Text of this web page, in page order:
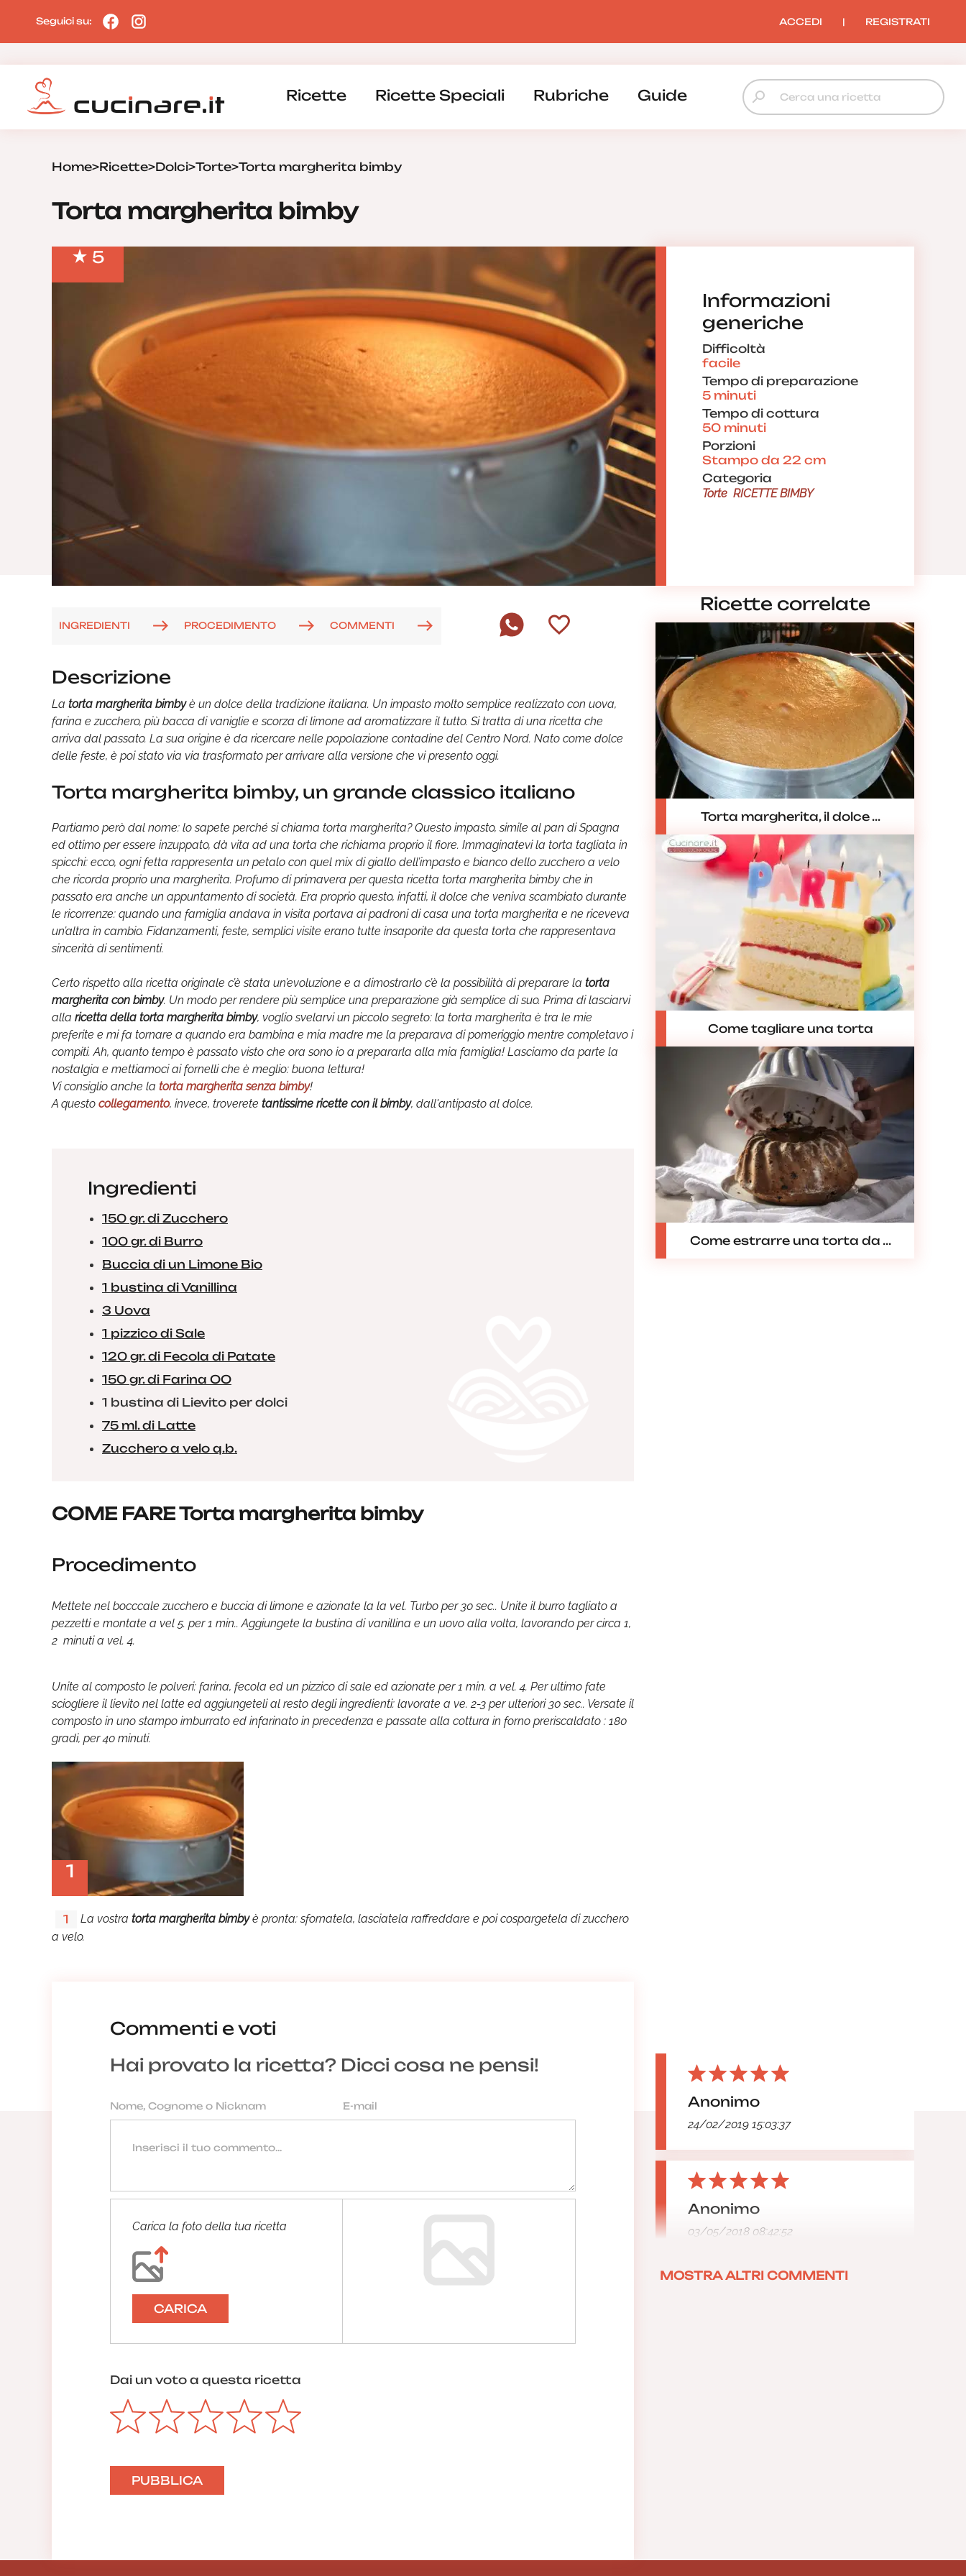
Seguici su: ACCEDI | REGISTRATI
Ricette Ricette Speciali Rubriche Guide
Home>Ricette>Dolci>Torte>Torta margherita bimby
Torta margherita bimby
5
Informazioni
generiche
Difficoltà
facile
Tempo di preparazione
5 minuti
Tempo di cottura
50 minuti
Porzioni
Stampo da 22 cm
Categoria
Torte RICETTE BIMBY
INGREDIENTI PROCEDIMENTO COMMENTI
Descrizione
La torta margherita bimbyè un dolce della tradizione italiana. Un impasto molto semplice realizzato con uova,
farina e zucchero, più bacca di vaniglie e scorza di limone ad aromatizzare il tutto. Si tratta di una ricetta che
arriva dal passato. La sua origine è da ricercare nelle popolazione contadine del Centro Nord. Nato come dolce
delle feste, è poi stato via via trasformato per arrivare alla versione che vi presento oggi.
Torta margherita bimby, un grande classico italiano
Partiamo però dal nome: lo sapete perché si chiama torta margherita? Questo impasto, simile al pan di Spagna
ed ottimo per essere inzuppato, dà vita ad una torta che richiama proprio il fiore. Immaginatevi la torta tagliata in
spicchi: ecco, ogni fetta rappresenta un petalo con quel mix di giallo dell’impasto e bianco dello zucchero a velo
che ricorda proprio una margherita. Profumo di primavera per questa ricetta torta margherita bimby che in
passato era anche un appuntamento di società. Era proprio questo, infatti, il dolce che veniva scambiato durante
le ricorrenze: quando una famiglia andava in visita portava ai padroni di casa una torta margherita e ne riceveva
un’altra in cambio. Fidanzamenti, feste, semplici visite erano tutte insaporite da questa torta che rappresentava
sincerità di sentimenti.
Certo rispetto alla ricetta originale c’è stata un’evoluzione e a dimostrarlo c’è la possibilità di preparare la torta
margherita con bimby. Un modo per rendere più semplice una preparazione già semplice di suo. Prima di lasciarvi
alla ricetta della torta margherita bimby, voglio svelarvi un piccolo segreto: la torta margherita è tra le mie
preferite e mi fa tornare a quando era bambina e mia madre me la preparava di pomeriggio mentre completavo i
compiti. Ah, quanto tempo è passato visto che ora sono io a prepararla alla mia famiglia! Lasciamo da parte la
nostalgia e mettiamoci ai fornelli che è meglio: buona lettura!
Vi consiglio anche la torta margherita senza bimby!
A questo collegamento, invece, troverete tantissime ricette con il bimby, dall'antipasto al dolce.
Ingredienti
150 gr. di Zucchero
100 gr. di Burro
Buccia di un Limone Bio
1 bustina di Vanillina
3 Uova
1 pizzico di Sale
120 gr. di Fecola di Patate
150 gr. di Farina OO
1 bustina di Lievito per dolci
75 ml. di Latte
Zucchero a velo q.b.
COME FARE Torta margherita bimby
Procedimento
Mettete nel bocccale zucchero e buccia di limone e azionate la la vel. Turbo per 30 sec.. Unite il burro tagliato a
pezzetti e montate a vel 5. per 1 min.. Aggiungete la bustina di vanillina e un uovo alla volta, lavorando per circa 1,
2 minuti a vel. 4.
Unite al composto le polveri: farina, fecola ed un pizzico di sale ed azionate per 1 min. a vel. 4. Per ultimo fate
sciogliere il lievito nel latte ed aggiungeteli al resto degli ingredienti: lavorate a ve. 2-3 per ulteriori 30 sec.. Versate il
composto in uno stampo imburrato ed infarinato in precedenza e passate alla cottura in forno preriscaldato : 180
gradi, per 40 minuti.
1
1 La vostra torta margherita bimbyè pronta: sfornatela, lasciatela raffreddare e poi cospargetela di zucchero
a velo.
Ricette correlate
Torta margherita, il dolce ...
Come tagliare una torta
Come estrarre una torta da ...
Commenti e voti
Hai provato la ricetta? Dicci cosa ne pensi!
Carica la foto della tua ricetta
CARICA
Dai un voto a questa ricetta
Anonimo
24/02/2019 15:03:37
Anonimo
03/05/2018 08:42:52
MOSTRA ALTRI COMMENTI